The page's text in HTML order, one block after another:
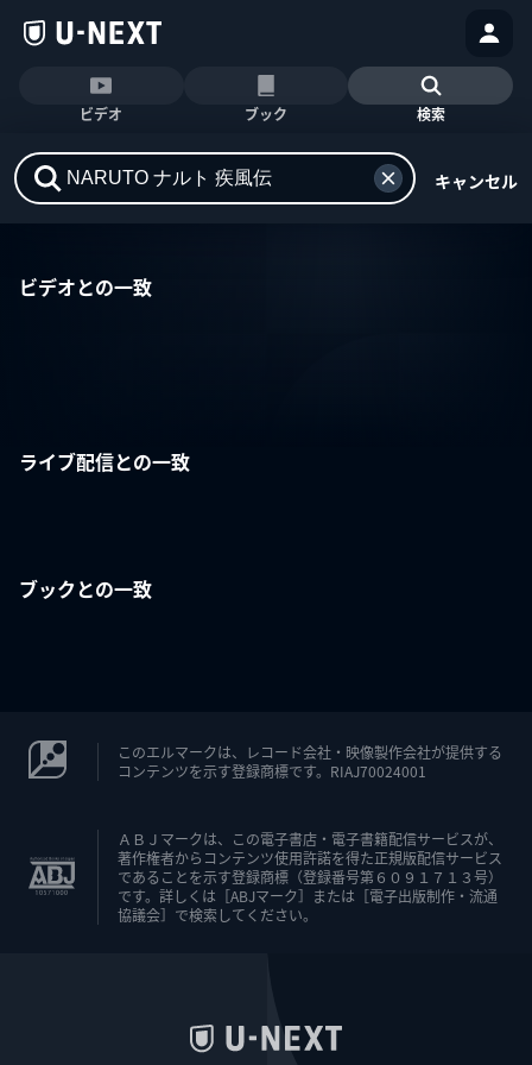
ビデオ ブック 検索
キャンセル
ビデオとの一致
ライブ配信との一致
ブックとの一致
このエルマークは、レコード会社・映像製作会社が提供する
コンテンツを示す登録商標です。RIAJ70024001
ＡＢＪマークは、この電子書店・電子書籍配信サービスが、
著作権者からコンテンツ使用許諾を得た正規版配信サービス
であることを示す登録商標（登録番号第６０９１７１３号）
です。詳しくは［ABJマーク］または［電子出版制作・流通
協議会］で検索してください。